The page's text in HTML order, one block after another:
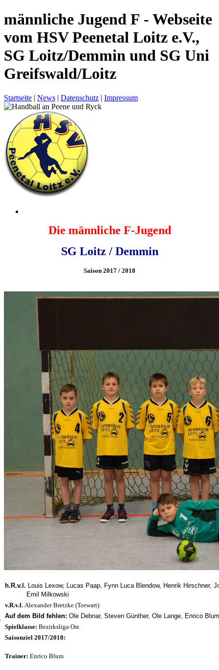
männliche Jugend F - Webseite
vom HSV Peenetal Loitz e.V.,
SG Loitz/Demmin und SG Uni
Greifswald/Loitz
Startseite | News | Datenschutz | Impressum
Die männliche F-Jugend
SG Loitz / Demmin
Saison 2017 / 2018
h.R.v.l. Louis Lexow, Lucas Paap, Fynn Luca Blendow, Henrik Hirschner,
Emil Milkowski
v.R.v.l. Alexander Bretzke (Torwart)
Auf dem Bild fehlen: Ole Debnar, Steven Günther, Ole Lange, Enrico
Spielklasse: Bezirksliga Ost
Saisonziel 2017/2018:
Trainer: Enrico Blum